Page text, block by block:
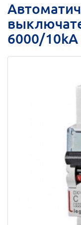
6000/10kA